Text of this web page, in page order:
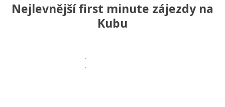
Nejlevnější first minute zájezdy na
Kubu